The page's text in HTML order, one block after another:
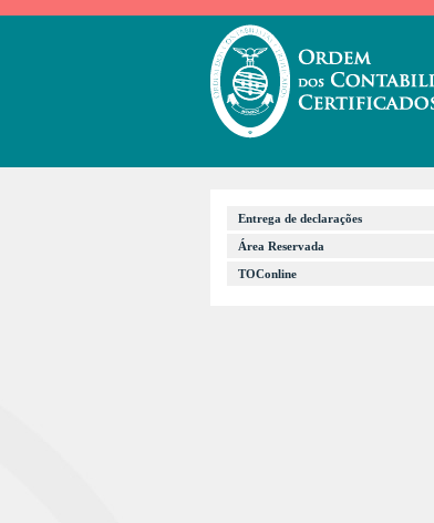
Entrega de declarações
Área Reservada
TOConline